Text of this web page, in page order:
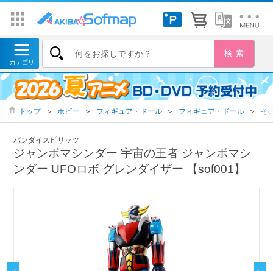
トップ ＞ ホビー ＞ フィギュア・ドール ＞ フィギュア・ドール ＞ そ
バンダイスピリッツ
ジャンボマシンダー 宇宙の王者 ジャンボマシ
ンダー UFOロボ グレンダイザー 【sof001】